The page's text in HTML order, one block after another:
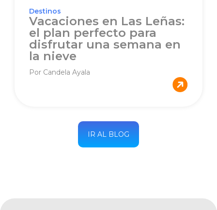
Destinos
Vacaciones en Las Leñas:
el plan perfecto para
disfrutar una semana en
la nieve
Por Candela Ayala
IR AL BLOG